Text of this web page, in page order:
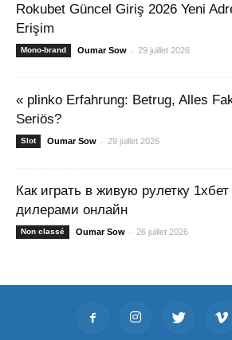
Rokubet Güncel Giriş 2026 Yeni
Erişim
Mono-brand Oumar Sow - 29 juillet 2026
« plinko Erfahrung: Betrug, Alles
Seriös?
Slot Oumar Sow - 29 juillet 2026
Как играть в живую рулетку 1хбет
дилерами онлайн
Non classé Oumar Sow - 26 juillet 2026